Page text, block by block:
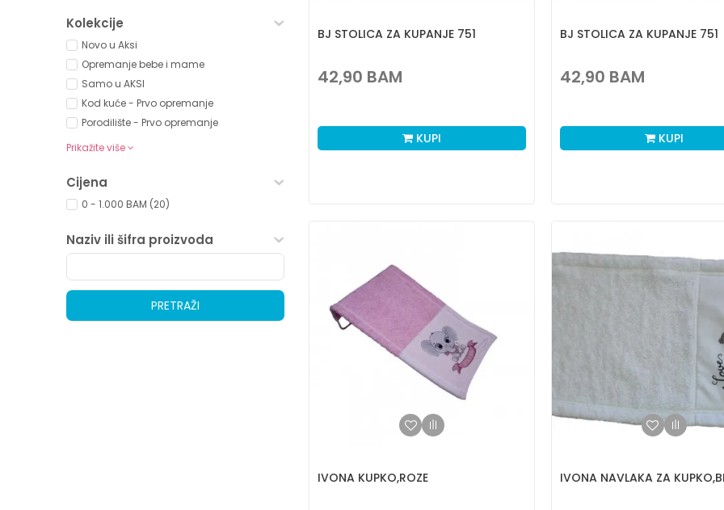
Kolekcije
Novo u Aksi
Opremanje bebe i mame
Samo u AKSI
Kod kuće - Prvo opremanje
Porodilište - Prvo opremanje
Prikažite više
Cijena
0 - 1.000 BAM (20)
Naziv ili šifra proizvoda
PRETRAŽI
BJ STOLICA ZA KUPANJE 751
42,90 BAM
KUPI
BJ STOLICA ZA KUPANJE 751
42,90 BAM
KUPI
IVONA KUPKO,ROZE IVONA NAVLAKA ZA